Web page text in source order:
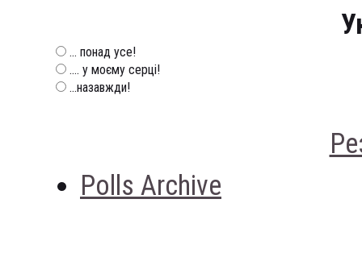
... понад усе!
.... у моєму серці!
...назавжди!
Polls Archive